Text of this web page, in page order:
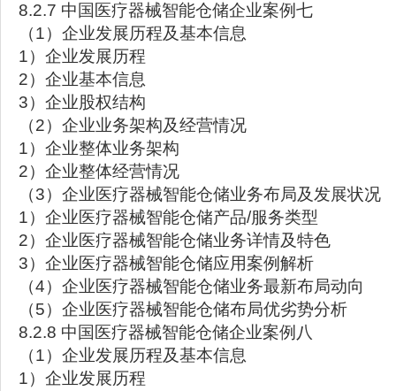
8.2.7 中国医疗器械智能仓储企业案例七
（1）企业发展历程及基本信息
1）企业发展历程
2）企业基本信息
3）企业股权结构
（2）企业业务架构及经营情况
1）企业整体业务架构
2）企业整体经营情况
（3）企业医疗器械智能仓储业务布局及发展状况
1）企业医疗器械智能仓储产品/服务类型
2）企业医疗器械智能仓储业务详情及特色
3）企业医疗器械智能仓储应用案例解析
（4）企业医疗器械智能仓储业务最新布局动向
（5）企业医疗器械智能仓储布局优劣势分析
8.2.8 中国医疗器械智能仓储企业案例八
（1）企业发展历程及基本信息
1）企业发展历程